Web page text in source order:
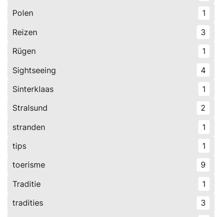
Polen
1
Reizen
3
Rügen
1
Sightseeing
4
Sinterklaas
1
Stralsund
2
stranden
1
tips
1
toerisme
9
Traditie
1
tradities
3